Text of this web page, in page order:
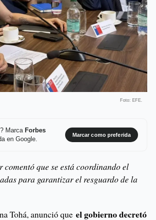
Foto: EFE.
Marca Forbes
en Google.
Marcar como preferida
que se está coordinando el
para garantizar el resguardo de la
Tohá, anunció queel gobierno decretó